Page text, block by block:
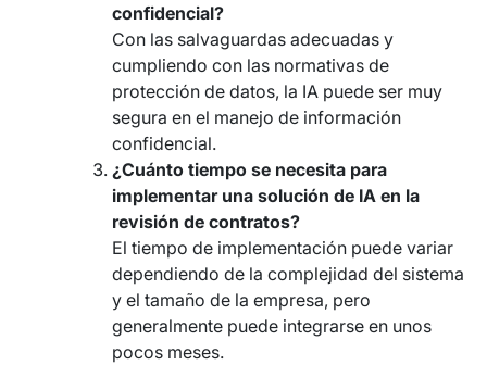
confidencial?
Con las salvaguardas adecuadas y
cumpliendo con las normativas de
protección de datos, la IA puede ser muy
segura en el manejo de información
confidencial.
¿Cuánto tiempo se necesita para
implementar una solución de IA en la
revisión de contratos?
El tiempo de implementación puede variar
dependiendo de la complejidad del sistema
y el tamaño de la empresa, pero
generalmente puede integrarse en unos
pocos meses.